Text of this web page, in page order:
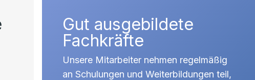
Gut ausgebildete
Fachkräfte
Unsere Mitarbeiter nehmen regelmäßig
an Schulungen und Weiterbildungen teil,